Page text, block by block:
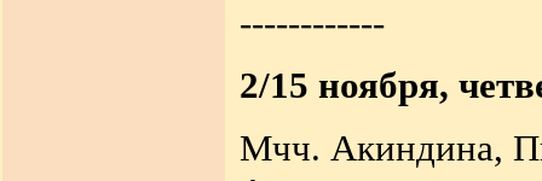
------------
2/15 ноября,
Мчч. Акиндина,